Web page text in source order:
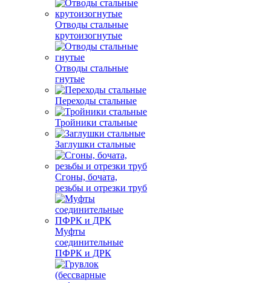
Отводы стальные
крутоизогнутые
Отводы стальные
гнутые
Переходы стальные
Тройники стальные
Заглушки стальные
Сгоны, бочата,
резьбы и отрезки труб
Муфты
соединительные
ПФРК и ДРК